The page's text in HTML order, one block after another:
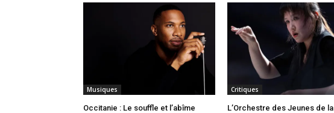
Musiques
Occitanie : Le souffle et l’abîme
Critiques
L’Orchestre des Jeunes de la